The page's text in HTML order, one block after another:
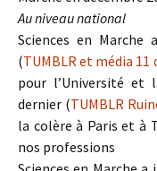
Au niveau national
Sciences en Marche
(TUMBLR et média 11
pour l’Université et
dernier (TUMBLR
la colère à Paris et à
nos professions